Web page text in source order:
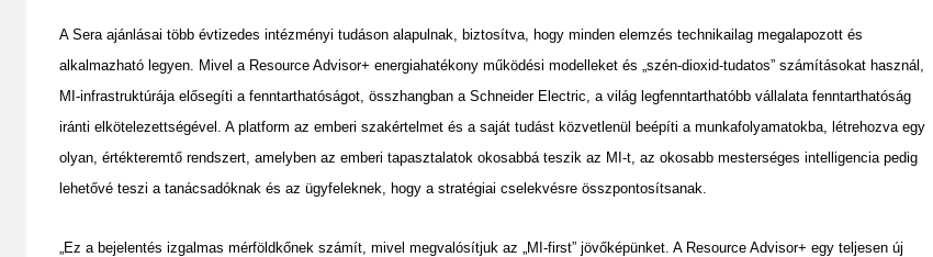
A Sera ajánlásai több évtizedes intézményi tudáson alapulnak, biztosítva, hogy minden elemzés technikailag megalapozott és
alkalmazható legyen. Mivel a Resource Advisor+ energiahatékony működési modelleket és „szén-dioxid-tudatos” számításokat használ,
MI-infrastruktúrája elősegíti a fenntarthatóságot, összhangban a Schneider Electric, a világ legfenntarthatóbb vállalata fenntarthatóság
iránti elkötelezettségével. A platform az emberi szakértelmet és a saját tudást közvetlenül beépíti a munkafolyamatokba, létrehozva egy
olyan, értékteremtő rendszert, amelyben az emberi tapasztalatok okosabbá teszik az MI-t, az okosabb mesterséges intelligencia pedig
lehetővé teszi a tanácsadóknak és az ügyfeleknek, hogy a stratégiai cselekvésre összpontosítsanak.
„Ez a bejelentés izgalmas mérföldkőnek számít, mivel megvalósítjuk az „MI-first” jövőképünket. A Resource Advisor+ egy teljesen új